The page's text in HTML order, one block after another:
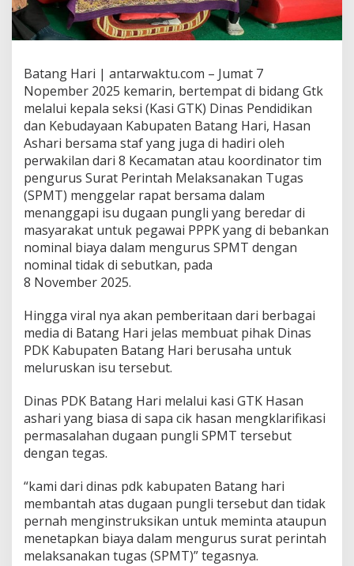
Batang Hari | antarwaktu.com – Jumat 7
Nopember 2025 kemarin, bertempat di bidang Gtk
melalui kepala seksi (Kasi GTK) Dinas Pendidikan
dan Kebudayaan Kabupaten Batang Hari, Hasan
Ashari bersama staf yang juga di hadiri oleh
perwakilan dari 8 Kecamatan atau koordinator tim
pengurus Surat Perintah Melaksanakan Tugas
(SPMT) menggelar rapat bersama dalam
menanggapi isu dugaan pungli yang beredar di
masyarakat untuk pegawai PPPK yang di bebankan
nominal biaya dalam mengurus SPMT dengan
nominal tidak di sebutkan, pada
8 November 2025.
Hingga viral nya akan pemberitaan dari berbagai
media di Batang Hari jelas membuat pihak Dinas
PDK Kabupaten Batang Hari berusaha untuk
meluruskan isu tersebut.
Dinas PDK Batang Hari melalui kasi GTK Hasan
ashari yang biasa di sapa cik hasan mengklarifikasi
permasalahan dugaan pungli SPMT tersebut
dengan tegas.
“kami dari dinas pdk kabupaten Batang hari
membantah atas dugaan pungli tersebut dan tidak
pernah menginstruksikan untuk meminta ataupun
menetapkan biaya dalam mengurus surat perintah
melaksanakan tugas (SPMT)” tegasnya.